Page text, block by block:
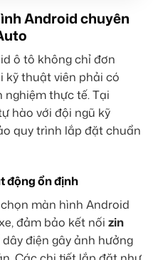
Android chuyên
ô tô không chỉ đơn
kỹ thuật viên phải có
nghiệm thực tế. Tại
hào với đội ngũ kỹ
quy trình lắp đặt chuẩn
động ổn định
màn hình Android
đảm bảo kết nối zin
điện gây ảnh hưởng